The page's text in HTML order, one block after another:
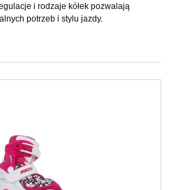
i rodzaje kółek pozwalają
potrzeb i stylu jazdy.